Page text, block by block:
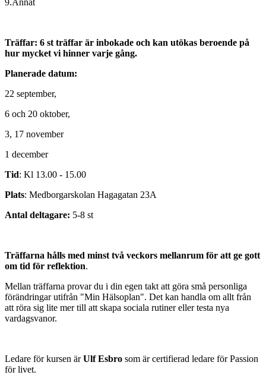
Träffar: 6 st träffar är inbokade och kan utökas beroende på
hur mycket vi hinner varje gång.
Planerade datum:
22 september,
6 och 20 oktober,
3, 17 november
1 december
Tid: Kl 13.00 - 15.00
Plats: Medborgarskolan Hagagatan 23A
Antal deltagare: 5-8 st
Träffarna hålls med minst två veckors mellanrum för att ge gott
om tid för reflektion.
Mellan träffarna provar du i din egen takt att göra små personliga
förändringar utifrån "Min Hälsoplan". Det kan handla om allt från
att röra sig lite mer till att skapa sociala rutiner eller testa nya
vardagsvanor.
Ledare för kursen ärUlf Esbro som är certifierad ledare för Passion
för livet.